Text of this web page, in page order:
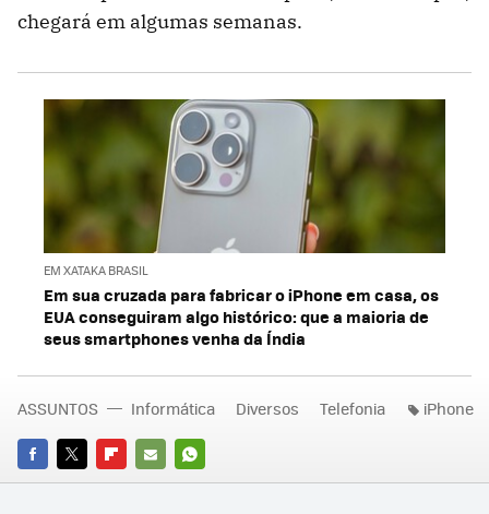
chegará em algumas semanas.
EM XATAKA BRASIL
Em sua cruzada para fabricar o iPhone em casa, os
EUA conseguiram algo histórico: que a maioria de
seus smartphones venha da Índia
FACEBOOK
TWITTERFLIPBOARD
E-
WHATSAPP
ASSUNTOS Informática Diversos Telefonia iPhone